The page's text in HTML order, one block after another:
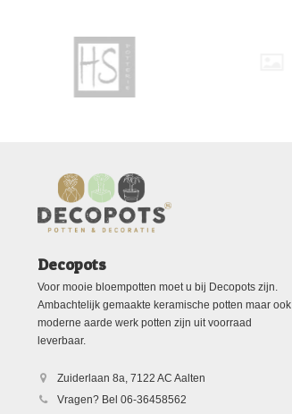
Decopots
Voor mooie bloempotten moet u bij Decopots zijn.
Ambachtelijk gemaakte keramische potten maar ook
moderne aarde werk potten zijn uit voorraad
leverbaar.
Zuiderlaan 8a, 7122 AC Aalten
Vragen? Bel 06-36458562